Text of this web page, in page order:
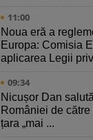
11:00
Noua eră a
Europa: Comisia
aplicarea Legii
09:34
Nicușor Dan
României de către
țara „mai ...